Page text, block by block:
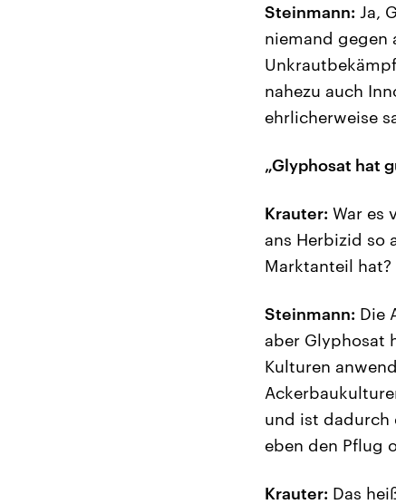
Steinmann: Ja,
niemand gegen
nahezu auch
ehrlicherweise
„Glyphosat hat
Krauter: War es
ans Herbizid so
Marktanteil hat?
Steinmann: Die
aber Glyphosat
Kulturen
und ist dadurch
eben den Pflug
Krauter: Das